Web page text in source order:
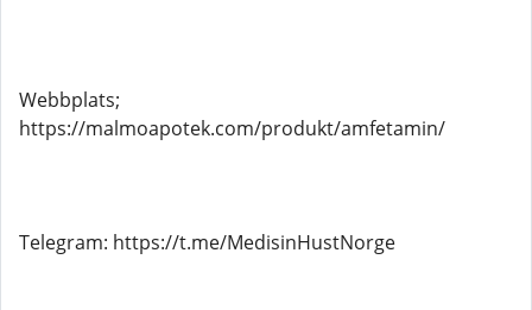
Webbplats;
https://malmoapotek.com/produkt/amfetamin/
Telegram: https://t.me/MedisinHustNorge